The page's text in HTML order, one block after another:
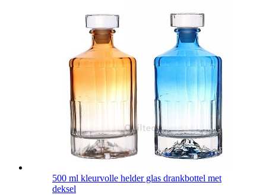
500 ml kleurvolle helder glas drankbottel met
deksel